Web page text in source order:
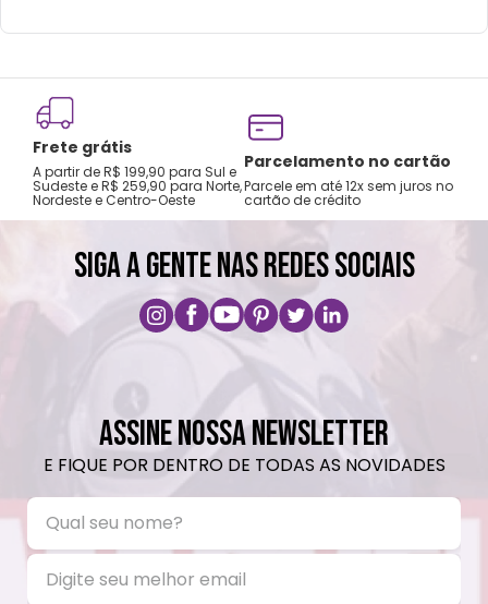
Lavar com água corrente e esponja macia.
Não utilizar no micro-ondas.
Evitar fogo alto para preservar o produto.
Secar bem após a lavagem para maior
durabilidade.
Frete grátis
A partir de R$ 199,90 para Sul e
Sudeste e R$ 259,90 para Norte,
Nordeste e Centro-Oeste
Parcelamento no cartão
Parcele em até 12x sem juros no
cartão de crédito
SIGA A GENTE NAS REDES SOCIAIS
ASSINE NOSSA NEWSLETTER
E FIQUE POR DENTRO DE TODAS AS NOVIDADES